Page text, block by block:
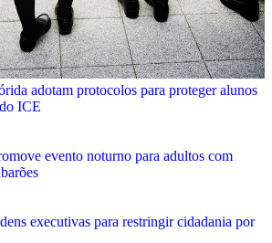
adotam protocolos para proteger alunos
ICE
evento noturno para adultos com
executivas para restringir cidadania por